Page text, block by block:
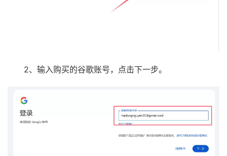
2、输入购买的谷歌账号，点击下一步。